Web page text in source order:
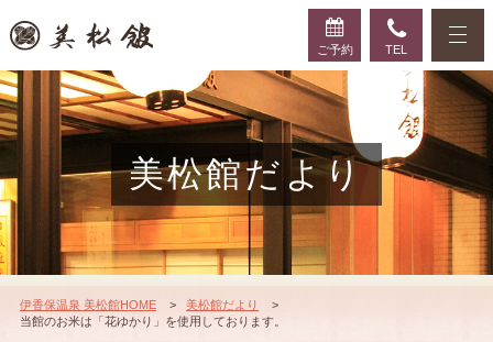
ご予約 TEL
美松館だより
伊香保温泉 美松館HOME
美松館だより
当館のお米は「花ゆかり」を使用しております。